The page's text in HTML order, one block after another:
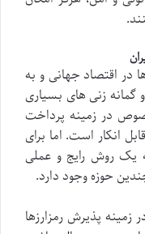
در اقتصاد جهانی و به
زنی های بسیاری
در زمینه پرداخت
انکار است. اما برای
یک روش رایج و عملی
حوزه وجود دارد.
زمینه پذیرش رمزارزها